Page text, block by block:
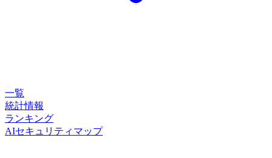
一覧
統計情報
ランキング
AIセキュリティマップ